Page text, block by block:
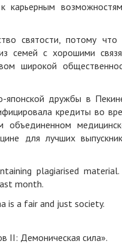
карьерным
святости, потому что
семей с хорошими
широкой
японской дружбы в
кредиты во
объединенном
для лучших
plagiarised material.
month.
is a fair and just society.